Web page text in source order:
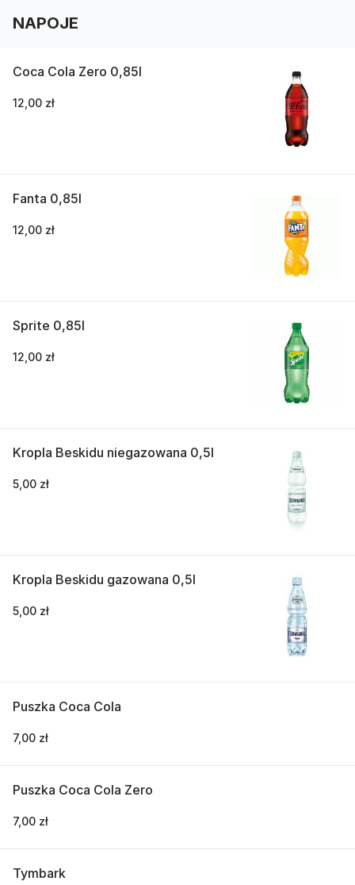
NAPOJE
Coca Cola Zero 0,85l
12,00 zł
Fanta 0,85l
12,00 zł
Sprite 0,85l
12,00 zł
Kropla Beskidu niegazowana 0,5l
5,00 zł
Kropla Beskidu gazowana 0,5l
5,00 zł
Puszka Coca Cola
7,00 zł
Puszka Coca Cola Zero
7,00 zł
Tymbark